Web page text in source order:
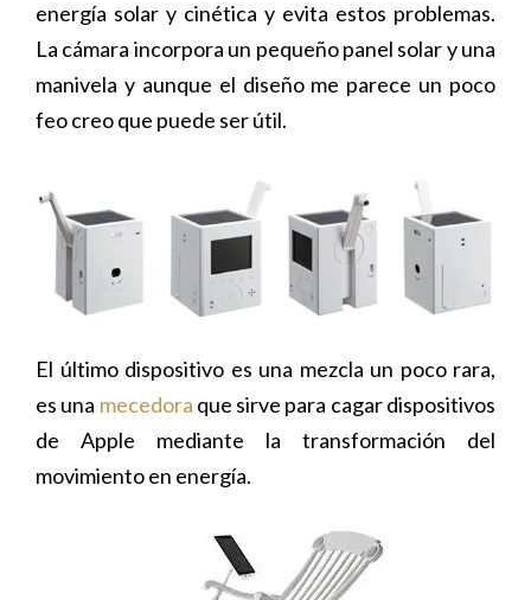
energía solar y cinética y evita estos problemas.
La cámara incorpora un pequeño panel solar y una
manivela y aunque el diseño me parece un poco
feo creo que puede ser útil.
El último dispositivo es una mezcla un poco rara,
es una mecedora que sirve para cagar dispositivos
de Apple mediante la transformación del
movimiento en energía.